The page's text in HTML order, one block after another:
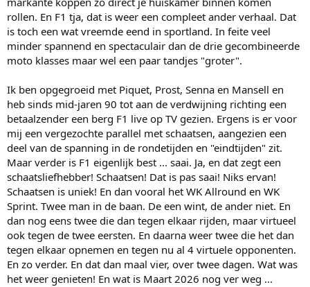
rollen. En F1 tja, dat is weer een compleet ander verhaal. Dat
is toch een wat vreemde eend in sportland. In feite veel
minder spannend en spectaculair dan de drie gecombineerde
moto klasses maar wel een paar tandjes "groter".
Ik ben opgegroeid met Piquet, Prost, Senna en Mansell en
heb sinds mid-jaren 90 tot aan de verdwijning richting een
betaalzender een berg F1 live op TV gezien. Ergens is er voor
mij een vergezochte parallel met schaatsen, aangezien een
deel van de spanning in de rondetijden en "eindtijden" zit.
Maar verder is F1 eigenlijk best ... saai. Ja, en dat zegt een
schaatsliefhebber! Schaatsen! Dat is pas saai! Niks ervan!
Schaatsen is uniek! En dan vooral het WK Allround en WK
Sprint. Twee man in de baan. De een wint, de ander niet. En
dan nog eens twee die dan tegen elkaar rijden, maar virtueel
ook tegen de twee eersten. En daarna weer twee die het dan
tegen elkaar opnemen en tegen nu al 4 virtuele opponenten.
En zo verder. En dat dan maal vier, over twee dagen. Wat was
het weer genieten! En wat is Maart 2026 nog ver weg ...